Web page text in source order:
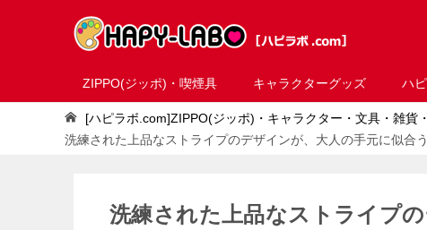
ZIPPO(ジッポ)・喫煙具 キャラクターグッズ ハ
[ハピラボ.com]ZIPPO(ジッポ)・キャラクター・文具・雑貨
洗練された上品なストライプのデザインが、大人の手元に似合
洗練された上品なストライプ